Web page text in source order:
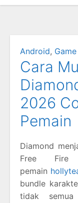
Android,
Cara
2026
Pemain
Diamond
Free Fire
pemain
bundle
tidak